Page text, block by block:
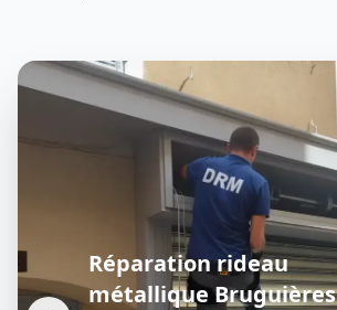
Réparation rideau
métallique Bruguières